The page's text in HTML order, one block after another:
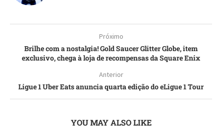
Próximo
Brilhe com a nostalgia! Gold Saucer Glitter Globe, item
exclusivo, chega à loja de recompensas da Square Enix
Anterior
Ligue 1 Uber Eats anuncia quarta edição do eLigue 1 Tour
YOU MAY ALSO LIKE